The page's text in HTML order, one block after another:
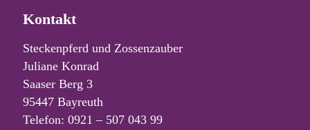
Kontakt
Steckenpferd und Zossenzauber
Juliane Konrad
Saaser Berg 3
95447 Bayreuth
Telefon: 0921 – 507 043 99